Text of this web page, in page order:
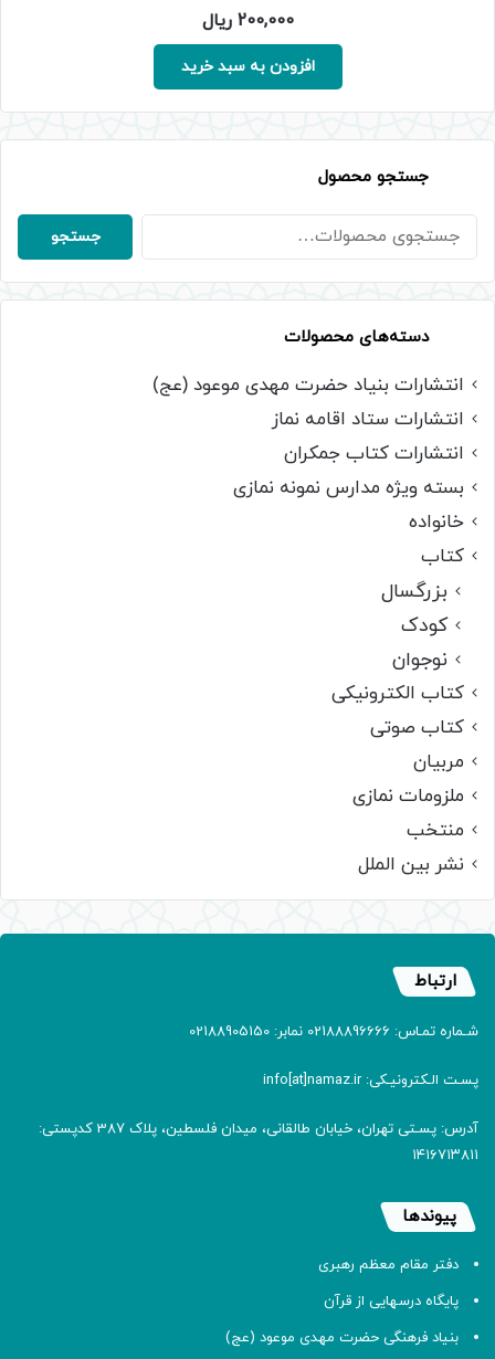
200,000 ریال
افزودن به سبد خرید
جستجو محصول
جستجو
برای:
جستجو
دسته‌های محصولات
انتشارات بنیاد حضرت مهدی موعود (عج)
انتشارات ستاد اقامه نماز
انتشارات کتاب جمکران
بسته ویژه مدارس نمونه نمازی
خانواده
کتاب
بزرگسال
کودک
نوجوان
کتاب الکترونیکی
کتاب صوتی
مربیان
ملزومات نمازی
منتخب
نشر بین الملل
ارتباط
شـماره تمـاس: 02188896666 نمابر: 02188905150
پسـت الـکترونیـکی: info[at]namaz.ir
آدرس: پسـتی تهران، خیابان طالقانی، میدان فلسطین، پلاک 387 کدپستی:
۱۴۱۶۷۱۳۸۱۱
پیوندها
دفتر مقام معظم رهبری
پایگاه درسهایی از قرآن
بنیاد فرهنگی حضرت مهدی موعود (عج)